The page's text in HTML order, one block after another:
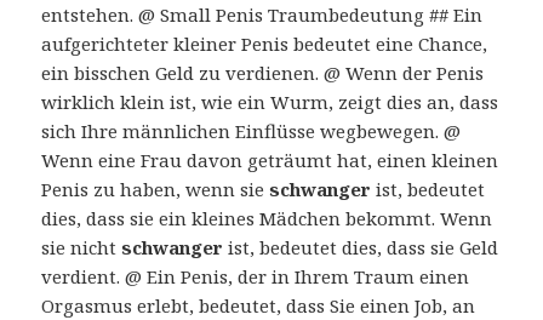
entstehen. @ Small Penis Traumbedeutung ## Ein
aufgerichteter kleiner Penis bedeutet eine Chance,
ein bisschen Geld zu verdienen. @ Wenn der Penis
wirklich klein ist, wie ein Wurm, zeigt dies an, dass
sich Ihre männlichen Einflüsse wegbewegen. @
Wenn eine Frau davon geträumt hat, einen kleinen
Penis zu haben, wenn sieschwanger ist, bedeutet
dies, dass sie ein kleines Mädchen bekommt. Wenn
sie nichtschwanger ist, bedeutet dies, dass sie Geld
verdient. @ Ein Penis, der in Ihrem Traum einen
Orgasmus erlebt, bedeutet, dass Sie einen Job, an